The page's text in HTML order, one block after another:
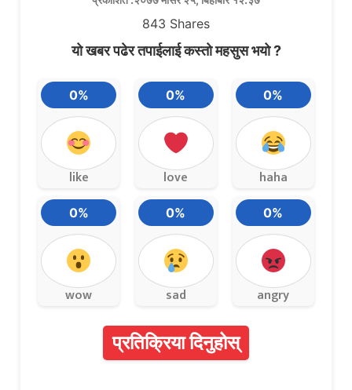
843 Shares
यो खबर पढेर तपाईलाई कस्तो महसुस भयो ?
0%
like
0%
love
0%
haha
0%
wow
0%
sad
0%
angry
प्रतिक्रिया दिनुहोस्